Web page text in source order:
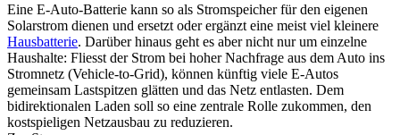
Eine E-Auto-Batterie kann so als Stromspeicher für den eigenen
Solarstrom dienen und ersetzt oder ergänzt eine meist viel kleinere
Hausbatterie. Darüber hinaus geht es aber nicht nur um einzelne
Haushalte: Fliesst der Strom bei hoher Nachfrage aus dem Auto ins
Stromnetz (Vehicle-to-Grid), können künftig viele E-Autos
gemeinsam Lastspitzen glätten und das Netz entlasten. Dem
bidirektionalen Laden soll so eine zentrale Rolle zukommen, den
kostspieligen Netzausbau zu reduzieren.